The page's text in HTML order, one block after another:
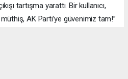
tartışma yarattı. Bir kullanıcı,
AK Parti’ye güvenimiz tam!”